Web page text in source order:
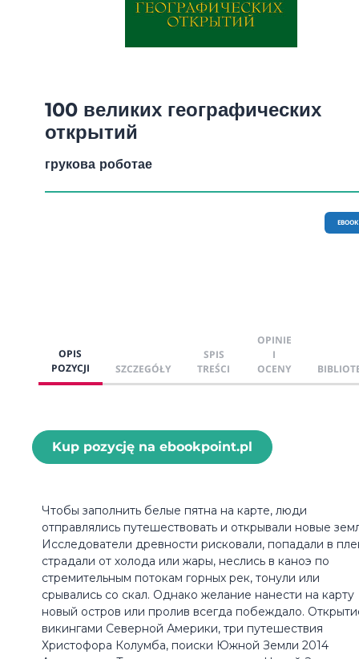
100 великих географических
открытий
грукова роботае
EBOOK
OPIS
POZYCJI
SZCZEGÓŁY
SPIS
TREŚCI
OPINIE
I
OCENY
Kup pozycję na ebookpoint.pl
Чтобы заполнить белые пятна на карте, люди
отправлялись путешествовать и открывали новые
Исследователи древности рисковали, попадали в
страдали от холода или жары, неслись в каноэ по
стремительным потокам горных рек, тонули или
срывались со скал. Однако желание нанести на карту
новый остров или пролив всегда побеждало.
викингами Северной Америки, три путешествия
Христофора Колумба, поиски Южной Земли 2014